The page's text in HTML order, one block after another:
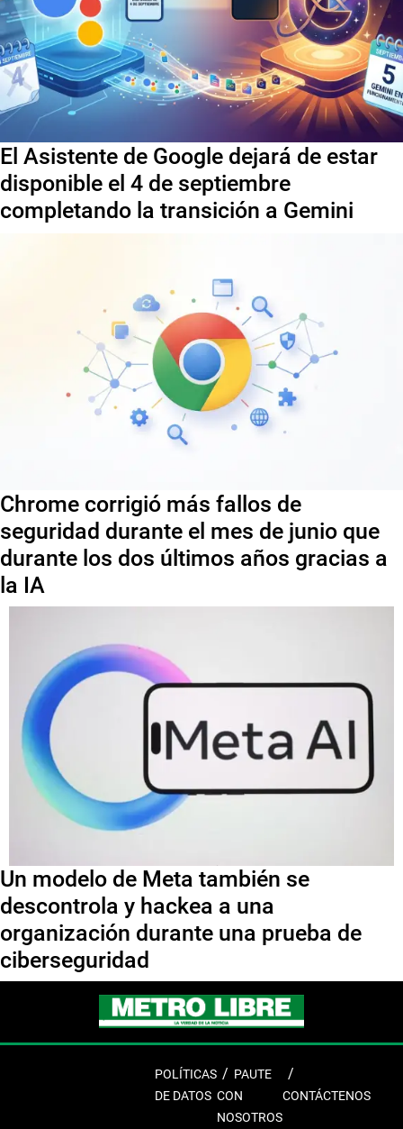
El Asistente de Google dejará de estar
disponible el 4 de septiembre
completando la transición a Gemini
Chrome corrigió más fallos de
seguridad durante el mes de junio que
durante los dos últimos años gracias a
la IA
Un modelo de Meta también se
descontrola y hackea a una
organización durante una prueba de
ciberseguridad
POLÍTICAS
DE DATOS
PAUTE
CON
NOSOTROS
CONTÁCTENOS